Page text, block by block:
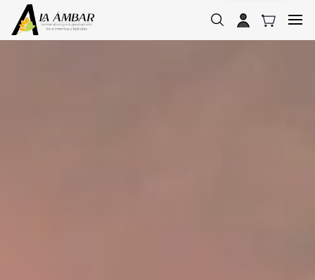
Skip to
main
content